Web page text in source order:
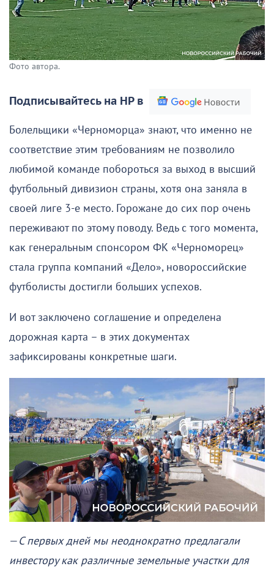
Фото автора.
Подписывайтесь на НР в
Болельщики «Черноморца» знают, что именно не
соответствие этим требованиям не позволило
любимой команде побороться за выход в высший
футбольный дивизион страны, хотя она заняла в
своей лиге 3-е место. Горожане до сих пор очень
переживают по этому поводу. Ведь с того момента,
как генеральным спонсором ФК «Черноморец»
стала группа компаний «Дело», новороссийские
футболисты достигли больших успехов.
И вот заключено соглашение и определена
дорожная карта – в этих документах
зафиксированы конкретные шаги.
—С первых дней мы неоднократно предлагали
инвестору как различные земельные участки для